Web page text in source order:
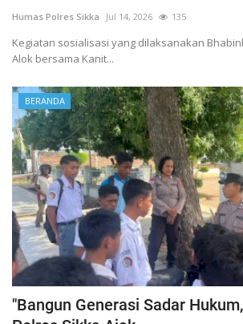
Humas Polres Sikka Jul 14, 2026 135
Kegiatan sosialisasi yang dilaksanakan
Alok bersama Kanit...
BERANDA
"Bangun Generasi Sadar